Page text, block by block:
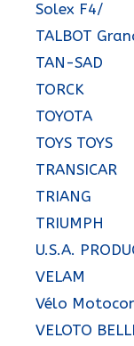
Solex F4/
TALBOT
TAN-SAD
TORCK
TOYOTA
TOYS TOYS
TRANSICAR
TRIANG
TRIUMPH
U.S.A.
VELAM
Vélo
VELOTO